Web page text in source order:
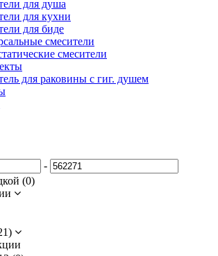
для душа
для кухни
для биде
смесители
смесители
для раковины с гиг. душем
-
(0)
)